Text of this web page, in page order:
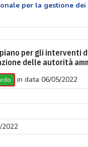
per la gestione
per gli interventi
delle autorità
in data 06/05/2022
2022